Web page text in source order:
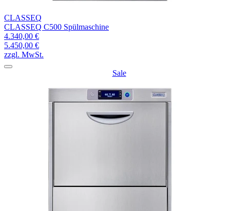
CLASSEQ
CLASSEQ C500 Spülmaschine
4.340,00 €
5.450,00 €
zzgl. MwSt.
Sale